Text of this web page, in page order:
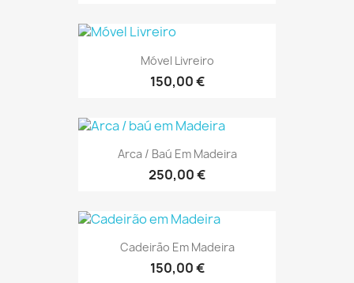
Móvel Livreiro
150,00 €
Arca / Baú Em Madeira
250,00 €
Cadeirão Em Madeira
150,00 €